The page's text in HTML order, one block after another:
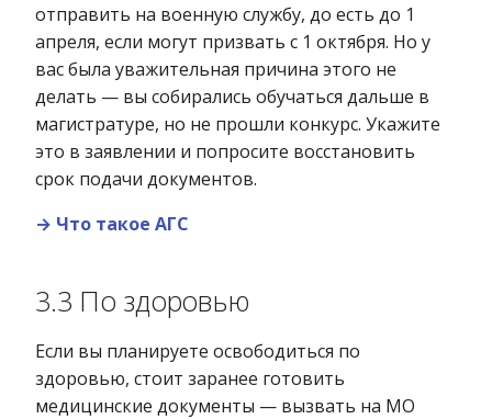
отправить на военную службу, до есть до 1
апреля, если могут призвать с 1 октября. Но у
вас была уважительная причина этого не
делать — вы собирались обучаться дальше в
магистратуре, но не прошли конкурс. Укажите
это в заявлении и попросите восстановить
срок подачи документов.
→ Что такое АГС
3.3 По здоровью
Если вы планируете освободиться по
здоровью, стоит заранее готовить
медицинские документы — вызвать на МО